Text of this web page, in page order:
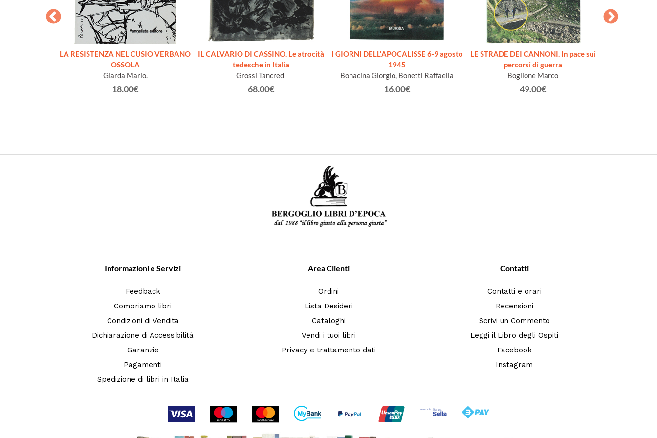
LA RESISTENZA NEL CUSIO VERBANO
OSSOLA
Giarda Mario.
18.00€
IL CALVARIO DI CASSINO. Le atrocità
tedesche in Italia
Grossi Tancredi
68.00€
I GIORNI DELL'APOCALISSE 6-9 agosto
1945
Bonacina Giorgio, Bonetti Raffaella
16.00€
LE STRADE DEI CANNONI. In pace sui
percorsi di guerra
Boglione Marco
49.00€
Informazioni e Servizi
Feedback
Compriamo libri
Condizioni di Vendita
Dichiarazione di Accessibilità
Garanzie
Pagamenti
Spedizione di libri in Italia
Area Clienti
Ordini
Lista Desideri
Cataloghi
Vendi i tuoi libri
Privacy e trattamento dati
Contatti
Contatti e orari
Recensioni
Scrivi un Commento
Leggi il Libro degli Ospiti
Facebook
Instagram